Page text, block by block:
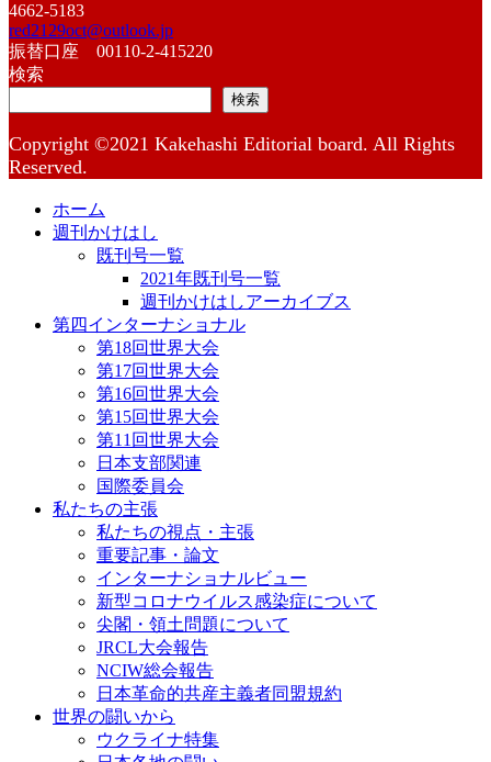
4662-5183
red2129oct@outlook.jp
振替口座 00110-2-415220
検索
検索
Copyright ©2021 Kakehashi Editorial board. All Rights
Reserved.
ホーム
週刊かけはし
既刊号一覧
2021年既刊号一覧
週刊かけはしアーカイブス
第四インターナショナル
第18回世界大会
第17回世界大会
第16回世界大会
第15回世界大会
第11回世界大会
日本支部関連
国際委員会
私たちの主張
私たちの視点・主張
重要記事・論文
インターナショナルビュー
新型コロナウイルス感染症について
尖閣・領土問題について
JRCL大会報告
NCIW総会報告
日本革命的共産主義者同盟規約
世界の闘いから
ウクライナ特集